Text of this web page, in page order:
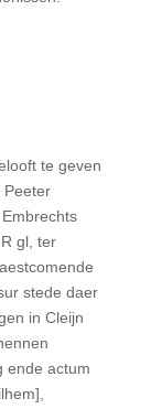
te geven
Peeter
gl, ter
stede daer
in Cleijn
ende actum